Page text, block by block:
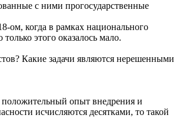
с ними прогосударственные
ом, когда в рамках национального
этого оказалось мало.
Какие задачи являются нерешенными
опыт внедрения и
исчисляются десятками, то такой